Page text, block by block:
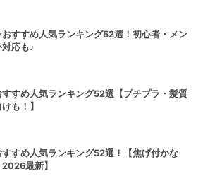
すすめ人気ランキング52選！初心者・メン
応も♪
すめ人気ランキング52選【プチプラ・髪質
も！】
すすめ人気ランキング52選！【焦げ付かな
最新】